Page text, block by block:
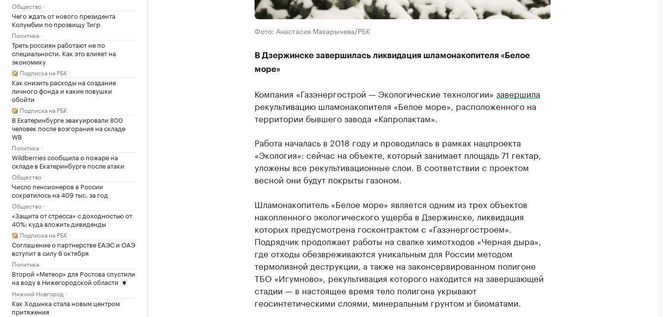
Общество
Чего ждать от нового президента
Колумбии по прозвищу Тигр
Политика
Треть россиян работают не по
специальности. Как это влияет на
экономику
Подписка на РБК
Как снизить расходы на создание
личного фонда и какие ловушки
обойти
Подписка на РБК
В Екатеринбурге эвакуировали 800
человек после возгорания на складе
WB
Политика
Wildberries сообщила о пожаре на
складе в Екатеринбурге после атаки
Общество
Число пенсионеров в России
сократилось на 409 тыс. за год
Общество
«Защита от стресса» с доходностью от
40%: куда вложить дивиденды
Подписка на РБК
Соглашение о партнерстве ЕАЭС и ОАЭ
вступит в силу 6 октября
Политика
Второй «Метеор» для Ростова спустили
на воду в Нижегородской области
Нижний Новгород
Как Ходынка стала новым центром
притяжения
Фото: Анастасия Макарычева/РБК
В Дзержинске завершилась ликвидация шламонакопителя «Белое
море»
Компания «Газэнергострой — Экологические технологии» завершила
рекультивацию шламонакопителя «Белое море», расположенного на
территории бывшего завода «Капролактам».
Работа началась в 2018 году и проводилась в рамках нацпроекта
«Экология»: сейчас на объекте, который занимает площадь 71 гектар,
уложены все рекультивационные слои. В соответствии с проектом
весной они будут покрыты газоном.
Шламонакопитель «Белое море» является одним из трех объектов
накопленного экологического ущерба в Дзержинске, ликвидация
которых предусмотрена госконтрактом с «Газэнергостроем».
Подрядчик продолжает работы на свалке химотходов «Черная дыра»,
где отходы обезвреживаются уникальным для России методом
термолизной деструкции, а также на законсервированном полигоне
ТБО «Игумново», рекультивация которого находится на завершающей
стадии — в настоящее время тело полигона укрывают
геосинтетическими слоями, минеральным грунтом и биоматами.